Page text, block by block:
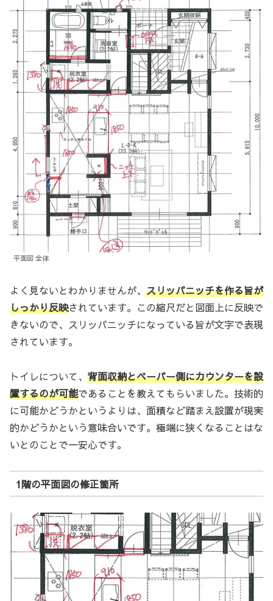
平面図 全体
よく見ないとわかりませんが、 スリッパニッチを作る旨が
しっかり反映されています。この縮尺だと図面上に反映で
きないので、スリッパニッチになっている旨が文字で表現
されています。
トイレについて、 背面収納とペーパー側にカウンターを設
置するのが可能であることを教えてもらいました。技術的
に可能かどうかというよりは、面積など踏まえ設置が現実
的かどうかという意味合いです。極端に狭くなることはな
いとのことで一安心です。
1階の平面図の修正箇所